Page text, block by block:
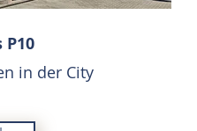
in der City